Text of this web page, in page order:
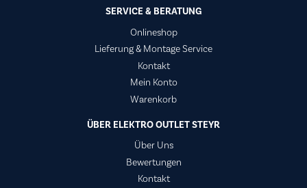
SERVICE & BERATUNG
Onlineshop
Lieferung & Montage Service
Kontakt
Mein Konto
Warenkorb
ÜBER ELEKTRO OUTLET STEYR
Über Uns
Bewertungen
Kontakt